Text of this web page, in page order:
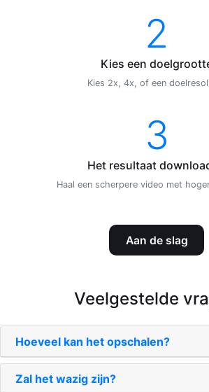
2
Kies een
Kies 2x, 4x, of een
3
Het resultaat
Haal een scherpere video met
Aan de slag
Veelgestelde
Hoeveel kan het opschalen?
Zal het wazig zijn?